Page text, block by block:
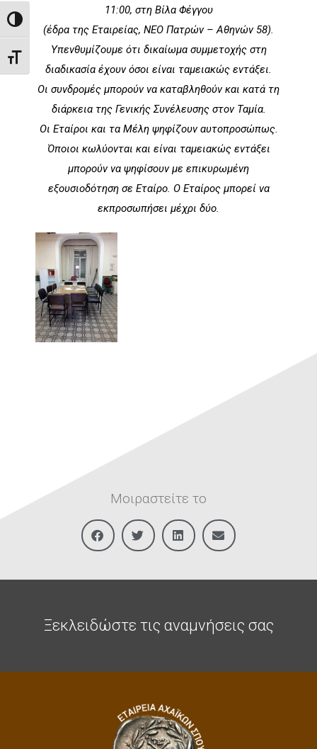
Toggle High Contrast
Toggle Font size
11:00, στη Βίλα Φέγγου
(έδρα της Εταιρείας, ΝΕΟ Πατρών – Αθηνών 58).
Υπενθυμίζουμε ότι δικαίωμα συμμετοχής στη
διαδικασία έχουν όσοι είναι ταμειακώς εντάξει.
Οι συνδρομές μπορούν να καταβληθούν και κατά τη
διάρκεια της Γενικής Συνέλευσης στον Ταμία.
Οι Εταίροι και τα Μέλη ψηφίζουν αυτοπροσώπως.
Όποιοι κωλύονται και είναι ταμειακώς εντάξει
μπορούν να ψηφίσουν με επικυρωμένη
εξουσιοδότηση σε Εταίρο. Ο Εταίρος μπορεί να
εκπροσωπήσει μέχρι δύο.
Μοιραστείτε το
Ξεκλειδώστε τις αναμνήσεις σας